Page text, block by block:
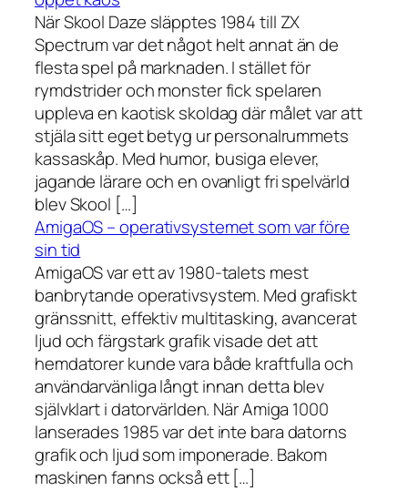
När Skool Daze släpptes 1984 till ZX
Spectrum var det något helt annat än de
flesta spel på marknaden. I stället för
rymdstrider och monster fick spelaren
uppleva en kaotisk skoldag där målet var att
stjäla sitt eget betyg ur personalrummets
kassaskåp. Med humor, busiga elever,
jagande lärare och en ovanligt fri spelvärld
blev Skool […]
AmigaOS – operativsystemet som var före
sin tid
AmigaOS var ett av 1980-talets mest
banbrytande operativsystem. Med grafiskt
gränssnitt, effektiv multitasking, avancerat
ljud och färgstark grafik visade det att
hemdatorer kunde vara både kraftfulla och
användarvänliga långt innan detta blev
självklart i datorvärlden. När Amiga 1000
lanserades 1985 var det inte bara datorns
grafik och ljud som imponerade. Bakom
maskinen fanns också ett […]